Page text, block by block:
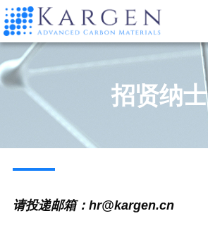
招贤纳士
请投递邮箱：hr@kargen.cn